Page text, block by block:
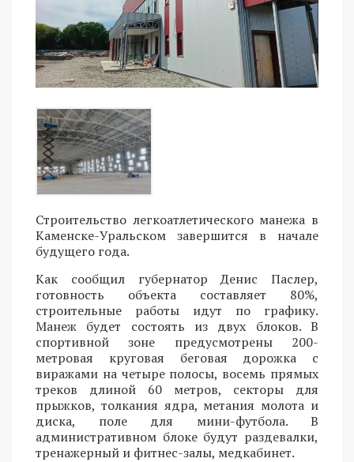
Строительство легкоатлетического манежа в
Каменске-Уральском завершится в начале
будущего года.
Как сообщил губернатор Денис Паслер,
готовность объекта составляет 80%,
строительные работы идут по графику.
Манеж будет состоять из двух блоков. В
спортивной зоне предусмотрены 200-
метровая круговая беговая дорожка с
виражами на четыре полосы, восемь прямых
треков длиной 60 метров, секторы для
прыжков, толкания ядра, метания молота и
диска, поле для мини-футбола. В
административном блоке будут раздевалки,
тренажерный и фитнес-залы, медкабинет.